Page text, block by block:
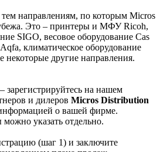
направлениям, по которым Micros
Это – принтеры и МФУ Ricoh,
SIGO, весовое оборудование Cas
климатическое оборудование
некоторые другие направления.
зарегистрируйтесь на нашем
и дилеров Micros Distribution
о вашей фирме.
указать отдельно.
(шаг 1) и заключите